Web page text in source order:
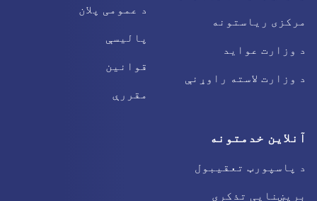
مرکزی ریاستونه
د وزارت عواید
د وزارت لاسته راوړنې
د عمومی پلان
پالیسې
قوانین
مقررې
آنلاین خدمتونه
د پاسپورټ تعقیبول
بریښنایی تذکری